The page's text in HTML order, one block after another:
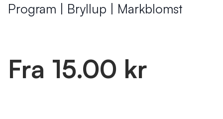
Program | Bryllup | Markblomst
Fra 15.00 kr